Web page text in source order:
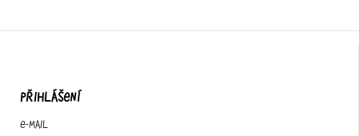
PŘIHLÁŠENÍ
E-mail